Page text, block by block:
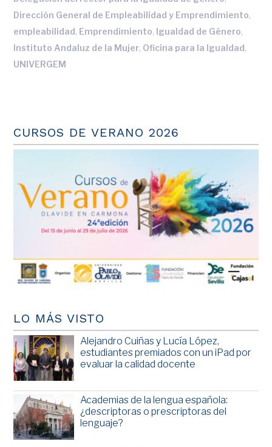
Dirección General de Empleabilidad y Emprendimiento,
empleabilidad, Emprendimiento, Igualdad de Género,
Instituto Andaluz de la Mujer, Oficina para la Igualdad,
UNIVERGEM
CURSOS DE VERANO 2026
LO MÁS VISTO
Alejandro Cuiñas y Lucía López,
estudiantes premiados con un iPad por
evaluar la calidad docente
Academias de la lengua española:
¿descriptoras o prescriptoras del
lenguaje?